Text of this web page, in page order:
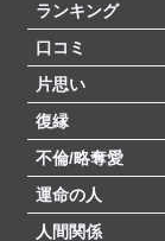
ランキング
口コミ
片思い
復縁
不倫/略奪愛
運命の人
人間関係